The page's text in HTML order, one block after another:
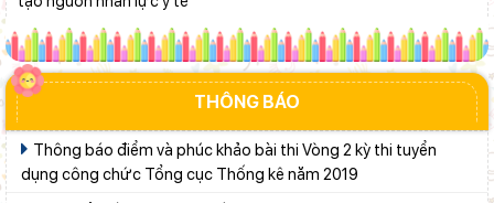
Khát khao thay đổi cuộc sống bằng con đường học tập
Từ khát vọng dân giàu, nước mạnh đến lý luận kinh tế thị
trường định hướng XHCN trong kỷ nguyên mới - Bài 2: Khơi
thông nguồn lực, vững bước tiến vào kỷ nguyên mới (tiếp theo
Giữ vững nền tảng tư tưởng của Ðảng từ học đường
Bộ Giáo dục và Đào tạo triển khai 100 ngày tháo gỡ các điểm
nghẽn về chuyển đổi số
THÔNG BÁO
dụng công chức Tổng cục Thống kê năm 2019